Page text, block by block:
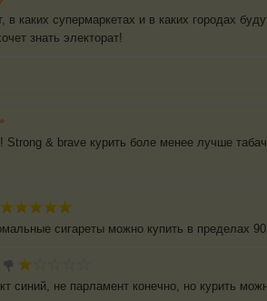
в каких супермаркетах и в каких городах
знать электорат!
Strong & brave курить боле менее лучше
сигареты можно купить в пределах
синий, не парламент конечно, но курить